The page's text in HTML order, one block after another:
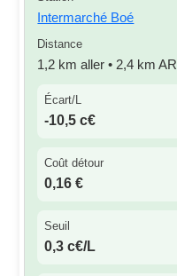
Intermarché Boé
Distance
1,2 km aller • 2,4 km AR
Écart/L
-10,5 c€
Coût détour
0,16 €
Seuil
0,3 c€/L